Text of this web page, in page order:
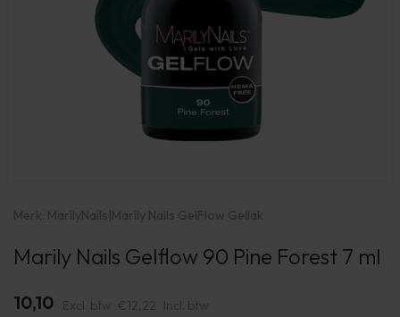
Merk: MarilyNails|Marily Nails GelFlow Gellak
Marily Nails Gelflow 90 Pine Forest 7 ml
10,10 Excl. btw €12,22 Incl. btw